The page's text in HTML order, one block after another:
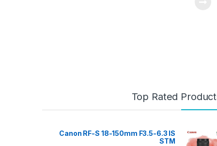
Top Rated
Canon RF-S 18-150mm F3.5-6.3 IS
STM